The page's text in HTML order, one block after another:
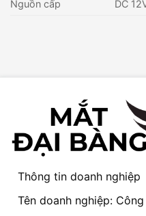
Nguồn cấp DC
Thông tin doanh nghiệp
Tên doanh nghiệp: